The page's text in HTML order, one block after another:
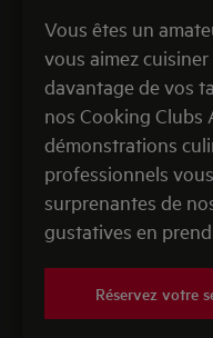
il est essentiel
Remplissez d’eau
terrine avec le
Faites cuire le pâté
niveau d’humidité
continuez à cuire à
heures. (ne
Utilisez un
Vous êtes un
vous aimez
davantage de vos
nos Cooking Clubs
démonstrations
professionnels
surprenantes de
gustatives en
Réservez votre